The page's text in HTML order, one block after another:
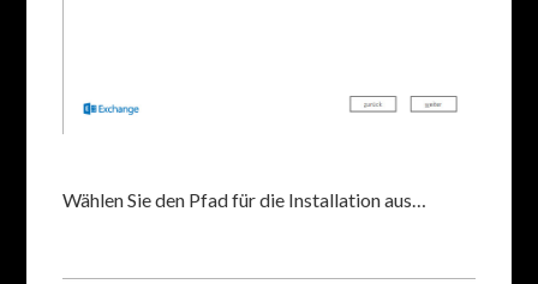
Wählen Sie den Pfad für die Installation aus…